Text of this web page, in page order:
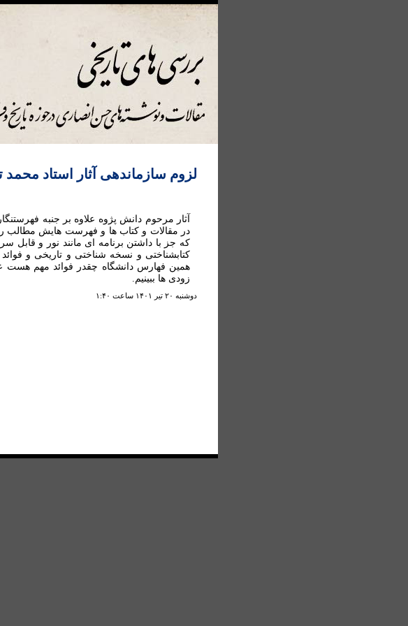
لزوم سازماندهی آثار استاد
آثار مرحوم دانش پژوه علاوه بر جنبه
در مقالات و کتاب ها و فهرست هایش مطالب
که جز با داشتن برنامه ای مانند نور و قابل
کتابشناختی و نسخه شناختی و تاریخی و
همین فهارس دانشگاه چقدر فوائد مهم هست
زودی ها ببینیم.
دوشنبه ۲۰ تير ۱۴۰۱ ساعت ۱:۴۰